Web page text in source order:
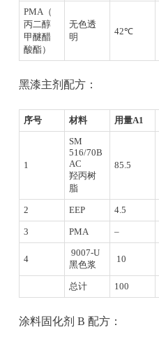
PMA（
丙二醇
甲醚醋
酸酯）
无色透
明
42℃
黑漆主剂配方：
序号 材料 用量A1
1
SM
516/70B
AC
羟丙树
脂
85.5
2 EEP 4.5
3 PMA –
4
9007-U
黑色浆
10
总计 100
涂料固化剂 B 配方：